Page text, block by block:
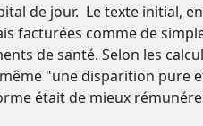
de jour. Le texte initial,
facturées comme de
de santé. Selon les
"une disparition pure
était de mieux